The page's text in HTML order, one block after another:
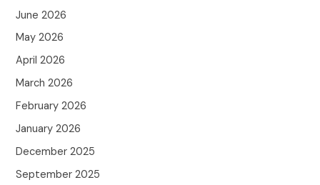
June 2026
May 2026
April 2026
March 2026
February 2026
January 2026
December 2025
September 2025